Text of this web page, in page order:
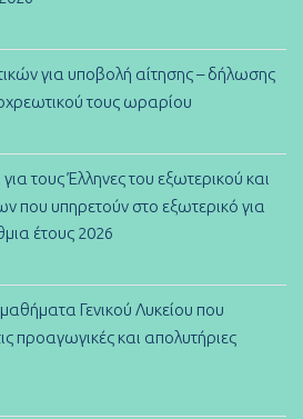
για υποβολή αίτησης – δήλωσης
τους ωραρίου
τους Έλληνες του εξωτερικού και
που υπηρετούν στο εξωτερικό για
έτους 2026
Γενικού Λυκείου που
προαγωγικές και απολυτήριες